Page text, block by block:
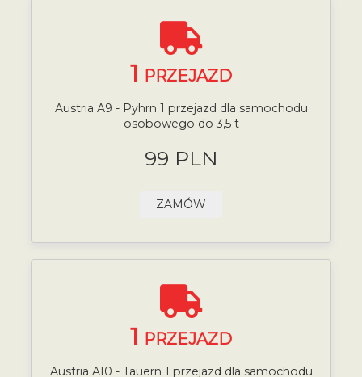
1 PRZEJAZD
Austria A9 - Pyhrn 1 przejazd dla samochodu
osobowego do 3,5 t
99 PLN
ZAMÓW
1 PRZEJAZD
Austria A10 - Tauern 1 przejazd dla samochodu